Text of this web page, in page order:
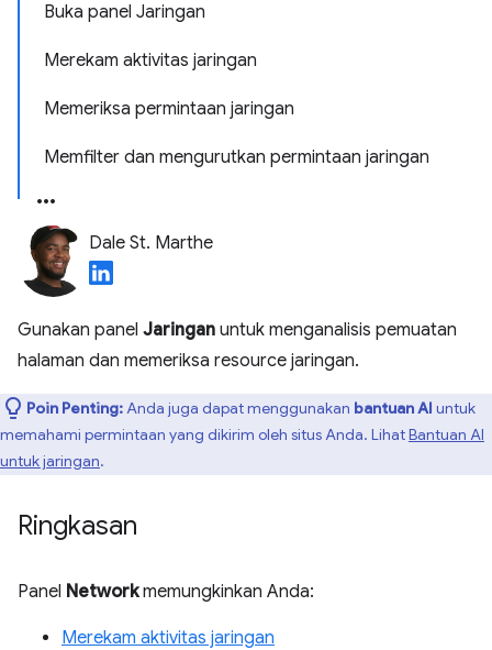
Buka panel Jaringan
Merekam aktivitas jaringan
Memeriksa permintaan jaringan
Memfilter dan mengurutkan permintaan jaringan
Dale St. Marthe
Gunakan panel Jaringan untuk menganalisis pemuatan
halaman dan memeriksa resource jaringan.
Poin Penting:Anda juga dapat menggunakan bantuan AI untuk
memahami permintaan yang dikirim oleh situs Anda. LihatBantuan AI
untuk jaringan.
Ringkasan
Panel Networkmemungkinkan Anda:
Merekam aktivitas jaringan